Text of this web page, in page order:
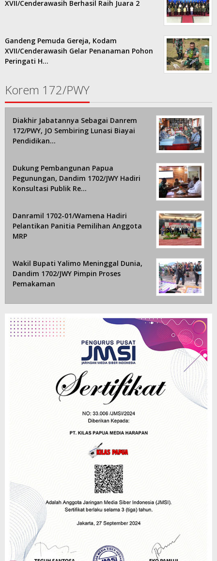
XVII/Cenderawasih Berhasil Raih Juara 2
Gandeng Pemuda Gereja, Kodam
XVII/Cenderawasih Gelar Penanaman Pohon
Peringati H…
Korem 172/PWY
Diakhir Jabatannya Sebagai Danrem
172/PWY, JO Sembiring Lunasi Biayai
Pendidikan…
Dukung Pembangunan Papua
Pegunungan, Dandim 1702/JWY Hadiri
Konsultasi Publik Re…
Danramil 1702-01/Wamena Hadiri
Pelantikan Panitia Pemilihan Anggota
MRP
Wakil Bupati Yalimo Meninggal Dunia,
Dandim 1702/JWY Pimpin Proses
Pemakaman